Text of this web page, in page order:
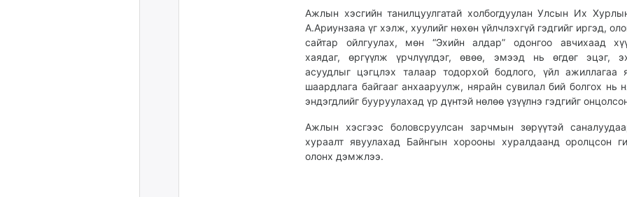
Ажлын хэсгийн танилцуулгатай холбогдуулан Улсын Их
А.Ариунзаяа үг хэлж, хуулийг нөхөн үйлчлэхгүй гэдгийг иргэд,
сайтар ойлгуулах, мөн “Эхийн алдар” одонгоо авчихаад
хаядаг, өргүүлж үрчлүүлдэг, өвөө, эмээд нь өгдөг эцэг,
асуудлыг цэгцлэх талаар тодорхой бодлого, үйл ажиллагаа
шаардлага байгааг анхааруулж, нярайн сувилал бий болгох нь
эндэгдлийг бууруулахад үр дүнтэй нөлөө үзүүлнэ гэдгийг
Ажлын хэсгээс боловсруулсан зарчмын зөрүүтэй
хураалт явуулахад Байнгын хорооны хуралдаанд оролцсон
олонх дэмжлээ.